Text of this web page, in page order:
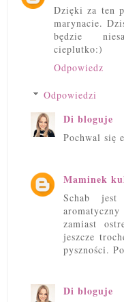
Dzięki za ten
marynacie.
będzie
cieplutko:)
Odpowiedz
Odpowiedzi
Di bloguje
Pochwal się
Maminek
Schab
zamiast
jeszcze
pyszności.
Di bloguje